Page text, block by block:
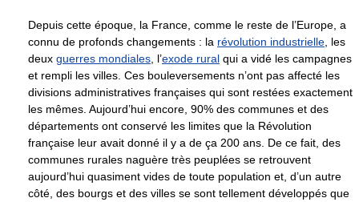
Depuis cette époque, la France, comme le reste de l’Europe, a
connu de profonds changements : la révolution industrielle , les
deux guerres mondiales , l’exode rural qui a vidé les campagnes
et rempli les villes. Ces bouleversements n’ont pas affecté les
divisions administratives françaises qui sont restées exactement
les mêmes. Aujourd’hui encore, 90% des communes et des
départements ont conservé les limites que la Révolution
française leur avait donné il y a de ça 200 ans. De ce fait, des
communes rurales naguère très peuplées se retrouvent
aujourd’hui quasiment vides de toute population et, d’un autre
côté, des bourgs et des villes se sont tellement développés que